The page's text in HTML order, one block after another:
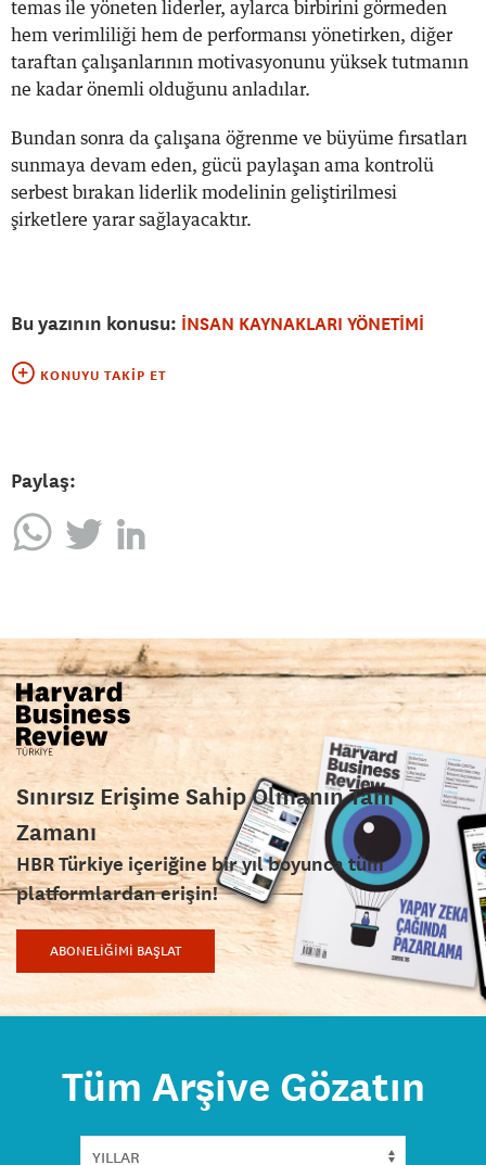
temas ile yöneten liderler, aylarca birbirini görmeden
hem verimliliği hem de performansı yönetirken, diğer
taraftan çalışanlarının motivasyonunu yüksek tutmanın
ne kadar önemli olduğunu anladılar.
Bundan sonra da çalışana öğrenme ve büyüme fırsatları
sunmaya devam eden, gücü paylaşan ama kontrolü
serbest bırakan liderlik modelinin geliştirilmesi
şirketlere yarar sağlayacaktır.
Bu yazının konusu: İNSAN KAYNAKLARI YÖNETİMİ
KONUYU TAKIP ET
Paylaş:
Sınırsız Erişime Sahip Olmanın Tam
Zamanı
HBR Türkiye içeriğine bir yıl boyunca tüm
platformlardan erişin!
ABONELİĞİMİ BAŞLAT
Tüm Arşive Gözatın